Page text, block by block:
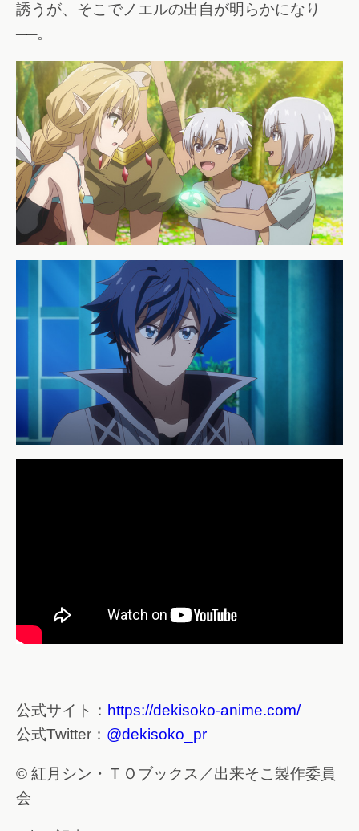
誘うが、そこでノエルの出自が明らかになり
──。
公式サイト： https://dekisoko-anime.com/
公式Twitter： @dekisoko_pr
© 紅月シン・ＴＯブックス／出来そこ製作委員
会